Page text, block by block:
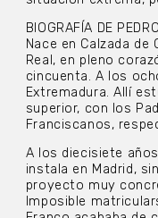
BIOGRAFÍA DE
Nace en Calzada de
Real, en pleno
cincuenta. A los
Extremadura. Allí
superior, con los
Franciscanos,
A los diecisiete
instala en Madrid,
proyecto muy
Imposible